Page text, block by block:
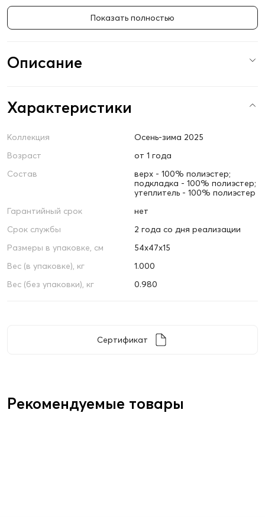
Показать полностью
Описание
Характеристики
Коллекция
Осень-зима 2025
Возраст
от 1 года
Состав
верх - 100% полиэстер;
подкладка - 100% полиэстер;
утеплитель - 100% полиэстер
Гарантийный срок
нет
Срок службы
2 года со дня реализации
Размеры в упаковке, см
54х47х15
Вес (в упаковке), кг
1.000
Вес (без упаковки), кг
0.980
Сертификат
Рекомендуемые товары